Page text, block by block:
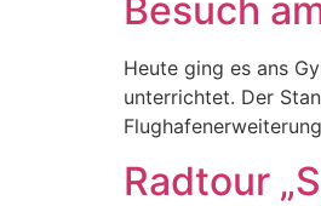
Besuch
Heute ging es ans
unterrichtet. Der
Radtour